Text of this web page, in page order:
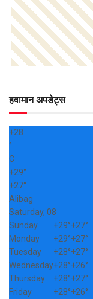
हवामान अपडेट्स
+28
°
C
+29°
+27°
Alibag
Saturday, 08
Sunday
+29°+27°
Monday
+29°+27°
Tuesday
+28°+27°
Wednesday+28°+26°
Thursday
+28°+27°
Friday
+28°+26°